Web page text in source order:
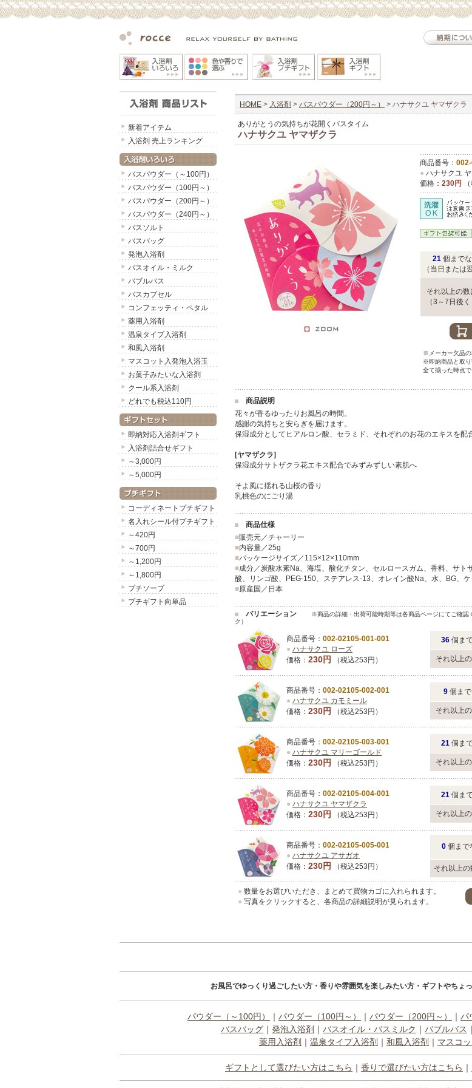
新着アイテム
入浴剤 売上ランキング
バスパウダー（～100円）
バスパウダー（100円～）
バスパウダー（200円～）
バスパウダー（240円～）
バスソルト
バスバッグ
発泡入浴剤
バスオイル・ミルク
バブルバス
バスカプセル
コンフェッティ・ペタル
薬用入浴剤
温泉タイプ入浴剤
和風入浴剤
マスコット入発泡入浴玉
お菓子みたいな入浴剤
クール系入浴剤
どれでも税込110円
即納対応入浴剤ギフト
入浴剤詰合せギフト
～3,000円
～5,000円
コーディネートプチギフト
名入れシール付プチギフト
～420円
～700円
～1,200円
～1,800円
プチソープ
プチギフト向単品
HOME > 入浴剤 > バスパウダー（200円～） > ハナサクユ ヤマザクラ
ありがとうの気持ちが花開くバスタイム
ハナサクユ ヤマザクラ
商品番号：
● ハナサクユ
価格： 230円
21 個まで
（当日または
それ以上の
（3～7日後
※メーカー欠品の
※即納商品と取り
全て揃った時点で
商品説明
花々が香るゆったりお風呂の時間。
感謝の気持ちと安らぎを届けます。
保湿成分としてヒアルロン酸、セラミド、それぞれのお花のエキスを配
[ヤマザクラ]
保湿成分サトザクラ花エキス配合でみずみずしい素肌へ
そよ風に揺れる山桜の香り
乳桃色のにごり湯
商品仕様
■販売元／チャーリー
■内容量／25g
■パッケージサイズ／115×12×110mm
■成分／炭酸水素Na、海塩、酸化チタン、セルロースガム、香料、サト
酸、リンゴ酸、PEG-150、ステアレス-13、オレイン酸Na、水、BG、
■原産国／日本
バリエーション
※商品の詳細・出荷可能時期等は各商品ページにてご確認
ク）
商品番号： 002-02105-001-001
● ハナサクユ ローズ
価格： 230円 （税込253円）
36 個ま
それ以上
商品番号： 002-02105-002-001
● ハナサクユ カモミール
価格： 230円 （税込253円）
9 個ま
それ以上
商品番号： 002-02105-003-001
● ハナサクユ マリーゴールド
価格： 230円 （税込253円）
21 個ま
それ以上
商品番号： 002-02105-004-001
● ハナサクユ ヤマザクラ
価格： 230円 （税込253円）
21 個ま
それ以上
商品番号： 002-02105-005-001
● ハナサクユ アサガオ
価格： 230円 （税込253円）
0 個まで
それ以上
● 数量をお選びいただき、まとめて買物カゴに入れられます。
● 写真をクリックすると、各商品の詳細説明が見られます。
お風呂でゆっくり過ごしたい方・香りや雰囲気を楽しみたい方・ギフトやちょ
パウダー（～100円） ｜ パウダー（100円～） ｜ パウダー（200円～） ｜ パ
バスバッグ ｜ 発泡入浴剤 ｜ バスオイル・バスミルク ｜ バブルバス ｜
薬用入浴剤 ｜ 温泉タイプ入浴剤 ｜ 和風入浴剤 ｜ マスコ
ギフトとして選びたい方はこちら ｜ 香りで選びたい方はこちら ｜